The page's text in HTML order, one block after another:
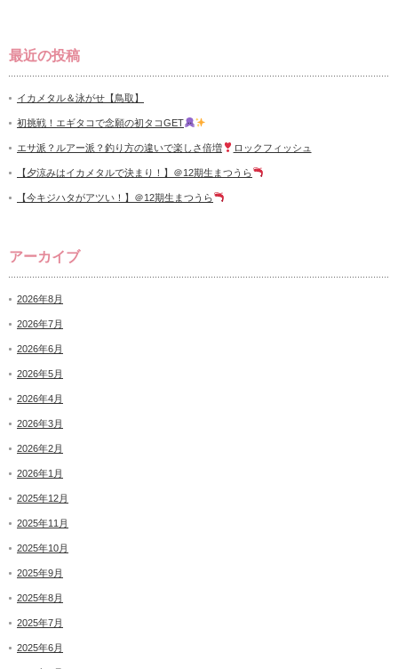
最近の投稿
イカメタル＆泳がせ【鳥取】
初挑戦！エギタコで念願の初タコGET
エサ派？ルアー派？釣り方の違いで楽しさ倍増 ロックフィッシュ
【夕涼みはイカメタルで決まり！】＠12期生まつうら
【今キジハタがアツい！】＠12期生まつうら
アーカイブ
2026年8月
2026年7月
2026年6月
2026年5月
2026年4月
2026年3月
2026年2月
2026年1月
2025年12月
2025年11月
2025年10月
2025年9月
2025年8月
2025年7月
2025年6月